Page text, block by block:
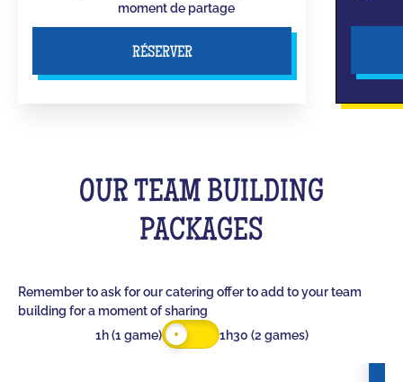
moment de partage
RÉSERVER
OUR TEAM BUILDING
PACKAGES
Remember to ask for our catering offer to add to your team
building for a moment of sharing
1h (1 game)
1h30 (2 games)